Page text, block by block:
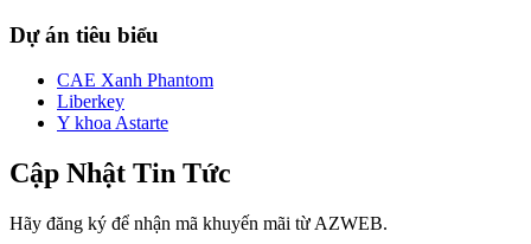
Dự án tiêu biểu
CAE Xanh Phantom
Liberkey
Y khoa Astarte
Cập Nhật Tin Tức
Hãy đăng ký để nhận mã khuyến mãi từ AZWEB.